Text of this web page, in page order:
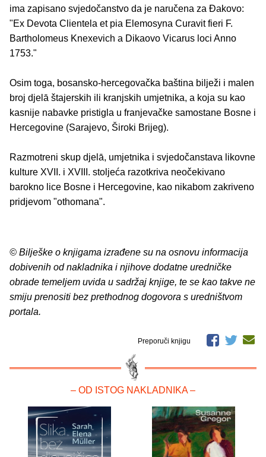
ima zapisano svjedočanstvo da je naručena za Ðakovo:
"Ex Devota Clientela et pia Elemosyna Curavit fieri F.
Bartholomeus Knexevich a Dikaovo Vicarus loci Anno
1753."
Osim toga, bosansko-hercegovačka baština bilježi i malen
broj djelā štajerskih ili kranjskih umjetnika, a koja su kao
kasnije nabavke pristigla u franjevačke samostane Bosne i
Hercegovine (Sarajevo, Široki Brijeg).
Razmotreni skup djelā, umjetnika i svjedočanstava likovne
kulture XVII. i XVIII. stoljeća razotkriva neočekivano
barokno lice Bosne i Hercegovine, kao nikabom zakriveno
pridjevom "othomana".
© Bilješke o knjigama izrađene su na osnovu informacija
dobivenih od nakladnika i njihove dodatne uredničke
obrade temeljem uvida u sadržaj knjige, te se kao takve ne
smiju prenositi bez prethodnog dogovora s uredništvom
portala.
Preporuči knjigu
– OD ISTOG NAKLADNIKA –